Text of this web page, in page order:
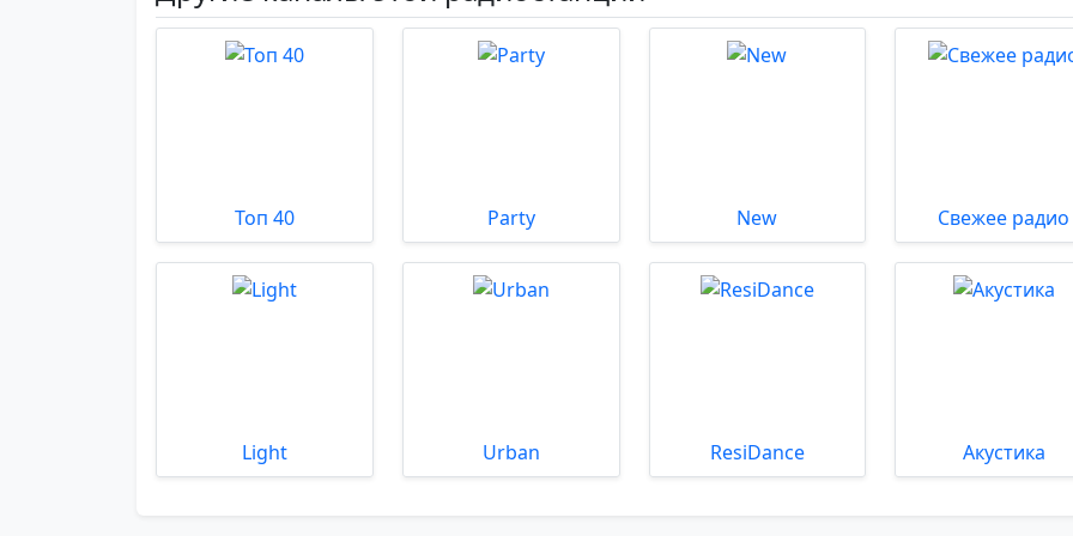
Топ 40 Party New Свежее радио
Light Urban ResiDance Акустика